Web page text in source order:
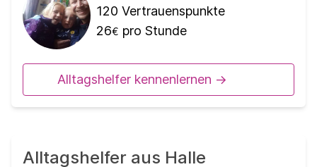
120 Vertrauenspunkte
26€ pro Stunde
Alltagshelfer kennenlernen ->
Alltagshelfer aus Halle